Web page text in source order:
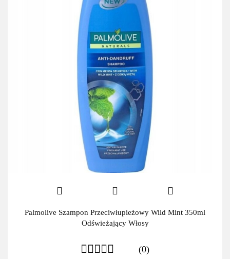
Palmolive Szampon Przeciwłupieżowy Wild Mint 350ml
Odświeżający Włosy
(0)